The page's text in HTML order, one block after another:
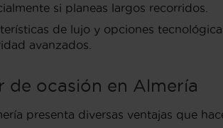
si planeas largos recorridos.
de lujo y opciones
avanzados.
de ocasión en Almería
presenta diversas ventajas que